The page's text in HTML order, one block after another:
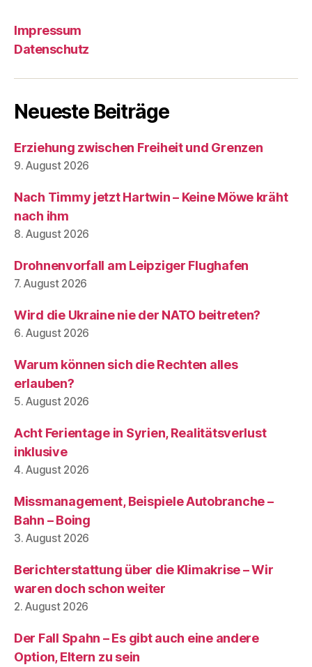
Impressum
Datenschutz
Neueste Beiträge
Erziehung zwischen Freiheit und Grenzen
9. August 2026
Nach Timmy jetzt Hartwin – Keine Möwe kräht
nach ihm
8. August 2026
Drohnenvorfall am Leipziger Flughafen
7. August 2026
Wird die Ukraine nie der NATO beitreten?
6. August 2026
Warum können sich die Rechten alles
erlauben?
5. August 2026
Acht Ferientage in Syrien, Realitätsverlust
inklusive
4. August 2026
Missmanagement, Beispiele Autobranche –
Bahn – Boing
3. August 2026
Berichterstattung über die Klimakrise – Wir
waren doch schon weiter
2. August 2026
Der Fall Spahn – Es gibt auch eine andere
Option, Eltern zu sein